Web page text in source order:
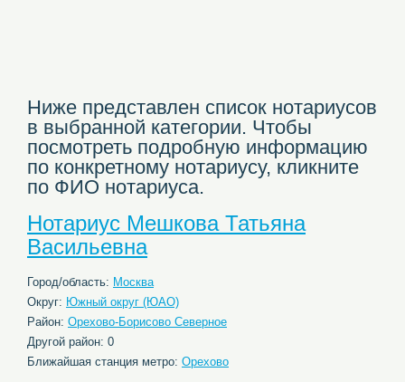
Ниже представлен список нотариусов
в выбранной категории. Чтобы
посмотреть подробную информацию
по конкретному нотариусу, кликните
по ФИО нотариуса.
Нотариус Мешкова Татьяна
Васильевна
Город/область: Москва
Округ: Южный округ (ЮАО)
Район: Орехово-Борисово Северное
Другой район: 0
Ближайшая станция метро: Орехово